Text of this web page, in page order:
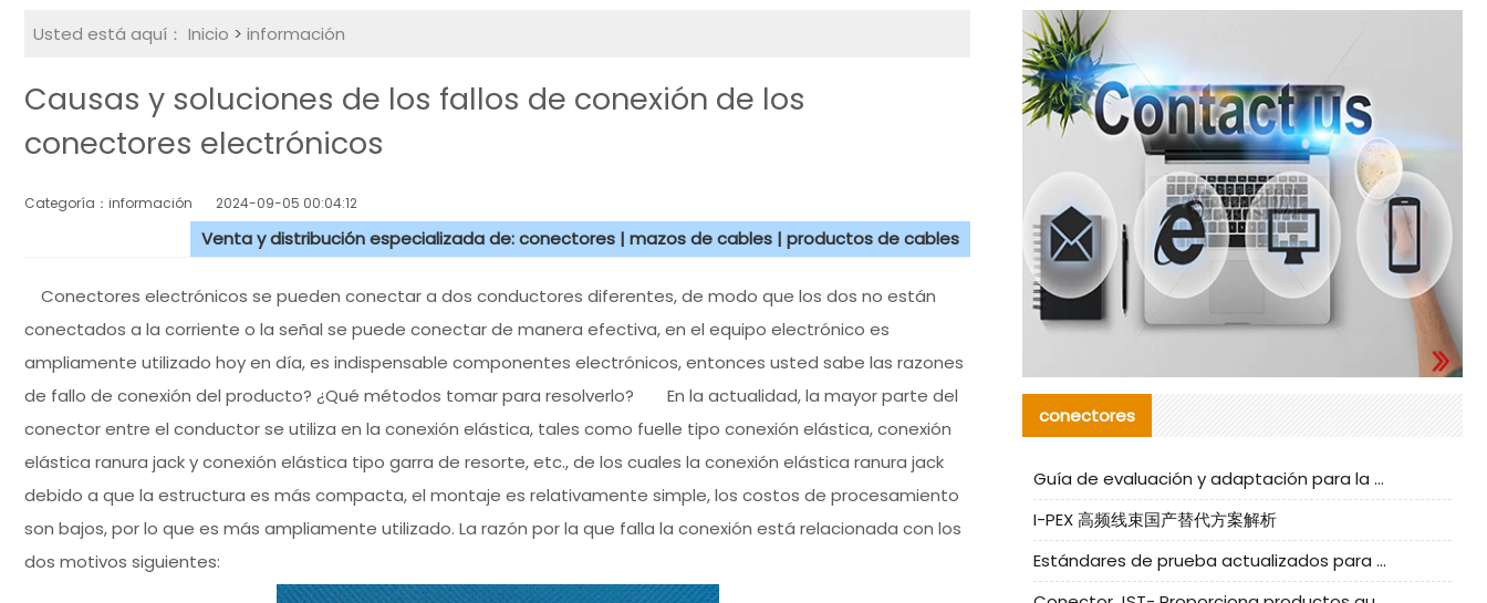
Usted está aquí： Inicio > información
Causas y soluciones de los fallos de conexión de los
conectores electrónicos
Categoría：información 2024-09-05 00:04:12
Venta y distribución especializada de: conectores | mazos de cables | productos de cables
Conectores electrónicos se pueden conectar a dos conductores diferentes, de modo que los dos no están
conectados a la corriente o la señal se puede conectar de manera efectiva, en el equipo electrónico es
ampliamente utilizado hoy en día, es indispensable componentes electrónicos, entonces usted sabe las razones
de fallo de conexión del producto? ¿Qué métodos tomar para resolverlo? En la actualidad, la mayor parte del
conector entre el conductor se utiliza en la conexión elástica, tales como fuelle tipo conexión elástica, conexión
elástica ranura jack y conexión elástica tipo garra de resorte, etc., de los cuales la conexión elástica ranura jack
debido a que la estructura es más compacta, el montaje es relativamente simple, los costos de procesamiento
son bajos, por lo que es más ampliamente utilizado. La razón por la que falla la conexión está relacionada con los
dos motivos siguientes:
conectores
Guía de evaluación y adaptación para la producción en serie de componentes de cables nacionales para CNC Tech
I-PEX 高频线束国产替代方案解析
Estándares de prueba actualizados para conectores nacionales bajo la referencia de CLIFF